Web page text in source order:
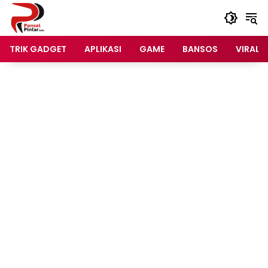
Langsung
konten
TRIK GADGET
APLIKASI GAME BANSOS VIRAL